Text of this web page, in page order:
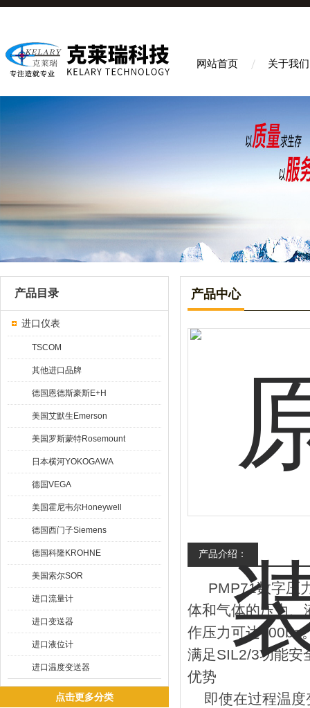
网站首页 关于我们
产品目录
进口仪表
TSCOM
其他进口品牌
德国恩德斯豪斯E+H
美国艾默生Emerson
美国罗斯蒙特Rosemount
日本横河YOKOGAWA
德国VEGA
美国霍尼韦尔Honeywell
德国西门子Siemens
德国科隆KROHNE
美国索尔SOR
进口流量计
进口变送器
进口液位计
进口温度变送器
点击更多分类
产品中心
产品介绍：
PMP71数字压力
体和气体的压力、
作压力可达700ba
满足SIL2/3功能安
优势
即使在过程温度